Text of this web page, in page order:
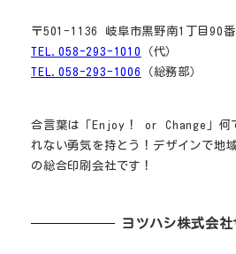
〒501-1136 岐阜市黒野南1丁目90
TEL.058-293-1010
（代）
TEL.058-293-1006
（総務部）
合言葉は「Enjoy！ or Change」何
れない勇気を持とう！デザインで地
の総合印刷会社です！
ヨツハシ株式会社